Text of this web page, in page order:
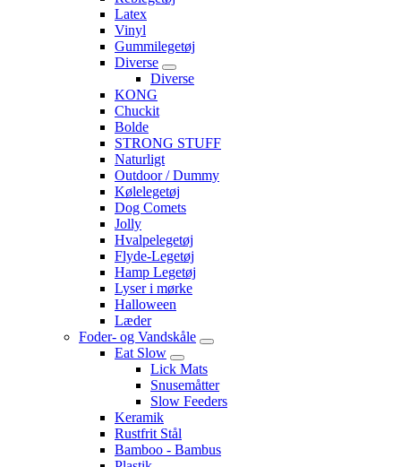
Latex
Vinyl
Gummilegetøj
Diverse
Diverse
KONG
Chuckit
Bolde
STRONG STUFF
Naturligt
Outdoor / Dummy
Kølelegetøj
Dog Comets
Jolly
Hvalpelegetøj
Flyde-Legetøj
Hamp Legetøj
Lyser i mørke
Halloween
Læder
Foder- og Vandskåle
Eat Slow
Lick Mats
Snusemåtter
Slow Feeders
Keramik
Rustfrit Stål
Bamboo - Bambus